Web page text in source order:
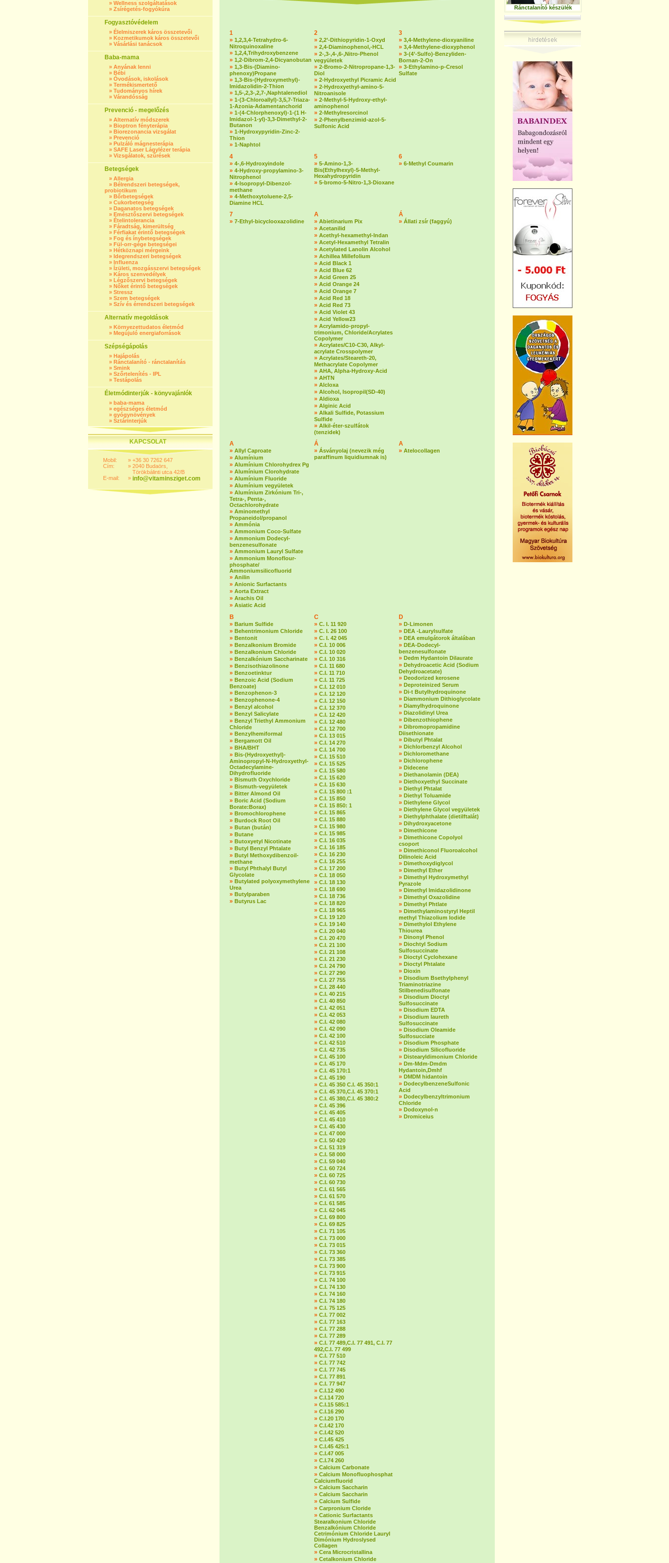
» Wellness szolgáltatások
» Zsírégetés-fogyókúra
Fogyasztóvédelem
» Élelmiszerek káros összetevői
» Kozmetikumok káros összetevői
» Vásárlási tanácsok
Baba-mama
» Anyának lenni
» Bébi
» Óvodások, iskolások
» Termékismertető
» Tudományos hírek
» Várandósság
Prevenció - megelőzés
» Alternatív módszerek
» Bioptron fényterápia
» Biorezonancia vizsgálat
» Prevenció
» Pulzáló mágnesterápia
» SAFE Laser Lágylézer terápia
» Vizsgálatok, szűrések
Betegségek
» Allergia
» Bélrendszeri betegségek,
probiotikum
» Bőrbetegségek
» Cukorbetegség
» Daganatos betegségek
» Emésztőszervi betegségek
» Ételintolerancia
» Fáradtság, kimerültség
» Férfiakat érintő betegségek
» Fog és ínybetegségek
» Fül-orr-gége betegségei
» Hétköznapi mérgeink
» Idegrendszeri betegségek
» Influenza
» Ízületi, mozgásszervi betegségek
» Káros szenvedélyek
» Légzőszervi betegségek
» Nőket érintő betegségek
» Stressz
» Szem betegségek
» Szív és érrendszeri betegségek
Alternatív megoldások
» Környezettudatos életmód
» Megújuló energiaforrások
Szépségápolás
» Hajápolás
» Ránctalanító - ránctalanítás
» Smink
» Szőrtelenítés - IPL
» Testápolás
Életmódinterjúk - könyvajánlók
» baba-mama
» egészséges életmód
» gyógynövények
» Sztárinterjúk
KAPCSOLAT
Mobil:
Cím:
E-mail:
»
»
»
+36 30 7262 647
2040 Budaörs,
Törökbálinti utca 42/B
info@vitaminsziget.com
1
» 1,2,3,4-Tetrahydro-6-
Nitroquinoxaline
» 1,2,4,Trihydroxybenzene
» 1,2-Dibrom-2,4-Dicyanobutan
» 1,3-Bis-(Diamino-
phenoxy)Propane
» 1,3-Bis-(Hydroxymethyl)-
Imidazolidin-2-Thion
» 1,5-,2,3-,2,7-,Naphtalenediol
» 1-(3-Chloroallyl)-3,5,7-Triaza-
1-Azonia-Adamentanchorid
» 1-(4-Chlorphenoxyl)-1-(1 H-
Imidazol-1-yl)-3,3-Dimethyl-2-
Butanon
» 1-Hydroxypyridin-Zinc-2-
Thion
» 1-Naphtol
2
» 2,2’-Dithiopyridin-1-Oxyd
» 2,4-Diaminophenol,-HCL
» 2-,3-,4-,6-,Nitro-Phenol
vegyületek
» 2-Bromo-2-Nitropropane-1,3-
Diol
» 2-Hydroxyethyl Picramic Acid
» 2-Hydroxyethyl-amino-5-
Nitroanisole
» 2-Methyl-5-Hydroxy-ethyl-
aminophenol
» 2-Methylresorcinol
» 2-Phenylbenzimid-azol-5-
Sulfonic Acid
3
» 3,4-Methylene-dioxyaniline
» 3,4-Methylene-dioxyphenol
» 3-(4’-Sulfo)-Benzyliden-
Bornan-2-On
» 3-Ethylamino-p-Cresol
Sulfate
4
» 4-,6-Hydroxyindole
» 4-Hydroxy-propylamino-3-
Nitrophenol
» 4-Isopropyl-Dibenzol-
methane
» 4-Methoxytoluene-2,5-
Diamine HCL
5
» 5-Amino-1,3-
Bis(Ethylhexyl)-5-Methyl-
Hexahydropyridin
» 5-bromo-5-Nitro-1,3-Dioxane
6
» 6-Methyl Coumarin
7
» 7-Ethyl-bicyclooxazolidine
A
» Abietinarium Pix
» Acetanilid
» Acethyl-hexamethyl-Indan
» Acetyl-Hexamethyl Tetralin
» Acetylated Lanolin Alcohol
» Achillea Millefolium
» Acid Black 1
» Acid Blue 62
» Acid Green 25
» Acid Orange 24
» Acid Orange 7
» Acid Red 18
» Acid Red 73
» Acid Violet 43
» Acid Yellow23
» Acrylamido-propyl-
trimonium, Chloride/Acrylates
Copolymer
» Acrylates/C10-C30, Alkyl-
acrylate Crosspolymer
» Acrylates/Steareth-20,
Methacrylate Copolymer
» AHA, Alpha-Hydroxy-Acid
» AHTN
» Alcloxa
» Alcohol, Isopropil(SD-40)
» Aldioxa
» Alginic Acid
» Alkali Sulfide, Potassium
Sulfide
» Alkil-éter-szulfátok
(tenzidek)
Á
» Állati zsír (faggyú)
A
» Allyl Caproate
» Alumínium
» Alumínium Chlorohydrex Pg
» Alumínium Clorohydrate
» Alumínium Fluoride
» Alumínium vegyületek
» Alumínium Zirkónium Tri-,
Tetra-, Penta-,
Octachlorohydrate
» Aminomethyl
Propaneidol/propanol
» Ammónia
» Ammonium Coco-Sulfate
» Ammonium Dodecyl-
benzenesulfonate
» Ammonium Lauryl Sulfate
» Ammonium Monoflour-
phosphate/
Ammoniumsilicofluorid
» Anilin
» Anionic Surfactants
» Aorta Extract
» Arachis Oil
» Asiatic Acid
Á
» Ásványolaj (nevezik még
paraffinum liquidiumnak is)
A
» Atelocollagen
B
» Barium Sulfide
» Behentrimonium Chloride
» Bentonit
» Benzalkonium Bromide
» Benzalkonium Chloride
» Benzalkónium Saccharinate
» Benzisothiazolinone
» Benzoetinktur
» Benzoic Acid (Sodium
Benzoate)
» Benzophenon-3
» Benzophenone-4
» Benzyl alcohol
» Benzyl Salicylate
» Benzyl Triethyl Ammonium
Chloride
» Benzylhemiformal
» Bergamott Oil
» BHA/BHT
» Bis-(Hydroxyethyl)-
Aminopropyl-N-Hydroxyethyl-
Octadecylamine-
Dihydrofluoride
» Bismuth Oxychloride
» Bismuth-vegyületek
» Bitter Almond Oil
» Boric Acid (Sodium
Borate:Borax)
» Bromochlorophene
» Burdock Root Oil
» Butan (bután)
» Butane
» Butoxyetyl Nicotinate
» Butyl Benzyl Phtalate
» Butyl Methoxydibenzoil-
methane
» Butyl Phthalyl Butyl
Glycolate
» Butylated polyoxymethylene
Urea
» Butylparaben
» Butyrus Lac
C
» C. I. 11 920
» C. I. 26 100
» C. I. 42 045
» C.I. 10 006
» C.I. 10 020
» C.I. 10 316
» C.I. 11 680
» C.I. 11 710
» C.I. 11 725
» C.I. 12 010
» C.I. 12 120
» C.I. 12 150
» C.I. 12 370
» C.I. 12 420
» C.I. 12 480
» C.I. 12 700
» C.I. 13 015
» C.I. 14 270
» C.I. 14 700
» C.I. 15 510
» C.I. 15 525
» C.I. 15 580
» C.I. 15 620
» C.I. 15 630
» C.I. 15 800 :1
» C.I. 15 850
» C.I. 15 850: 1
» C.I. 15 865
» C.I. 15 880
» C.I. 15 980
» C.I. 15 985
» C.I. 16 035
» C.I. 16 185
» C.I. 16 230
» C.I. 16 255
» C.I. 17 200
» C.I. 18 050
» C.I. 18 130
» C.I. 18 690
» C.I. 18 736
» C.I. 18 820
» C.I. 18 965
» C.I. 19 120
» C.I. 19 140
» C.I. 20 040
» C.I. 20 470
» C.I. 21 100
» C.I. 21 108
» C.I. 21 230
» C.I. 24 790
» C.I. 27 290
» C.I. 27 755
» C.I. 28 440
» C.I. 40 215
» C.I. 40 850
» C.I. 42 051
» C.I. 42 053
» C.I. 42 080
» C.I. 42 090
» C.I. 42 100
» C.I. 42 510
» C.I. 42 735
» C.I. 45 100
» C.I. 45 170
» C.I. 45 170:1
» C.I. 45 190
» C.I. 45 350 C.I. 45 350:1
» C.I. 45 370,C.I. 45 370:1
» C.I. 45 380,C.I. 45 380:2
» C.I. 45 396
» C.I. 45 405
» C.I. 45 410
» C.I. 45 430
» C.I. 47 000
» C.I. 50 420
» C.I. 51 319
» C.I. 58 000
» C.I. 59 040
» C.I. 60 724
» C.I. 60 725
» C.I. 60 730
» C.I. 61 565
» C.I. 61 570
» C.I. 61 585
» C.I. 62 045
» C.I. 69 800
» C.I. 69 825
» C.I. 71 105
» C.I. 73 000
» C.I. 73 015
» C.I. 73 360
» C.I. 73 385
» C.I. 73 900
» C.I. 73 915
» C.I. 74 100
» C.I. 74 130
» C.I. 74 160
» C.I. 74 180
» C.I. 75 125
» C.I. 77 002
» C.I. 77 163
» C.I. 77 288
» C.I. 77 289
» C.I. 77 489,C.I. 77 491, C.I. 77
492,C.I. 77 499
» C.I. 77 510
» C.I. 77 742
» C.I. 77 745
» C.I. 77 891
» C.I. 77 947
» C.I.12 490
» C.I.14 720
» C.I.15 585:1
» C.I.16 290
» C.I.20 170
» C.I.42 170
» C.I.42 520
» C.I.45 425
» C.I.45 425:1
» C.I.47 005
» C.I.74 260
» Calcium Carbonate
» Calcium Monofluophosphat
Calciumfluorid
» Calcium Saccharin
» Calcium Saccharin
» Calcium Sulfide
» Carpronium Cloride
» Cationic Surfactants
Stearalkonium Chloride
Benzalkónium Chloride
Cetrimónium Chloride Lauryl
Dimónium Hydroslysed
Collagen
» Cera Microcristallina
» Cetalkonium Chloride
D
» D-Limonen
» DEA -Laurylsulfate
» DEA emulgátorok általában
» DEA-Dodecyl-
benzenesulfonate
» Dedm Hydantoin Dilaurate
» Dehydroacetic Acid (Sodium
Dehydroacetate)
» Deodorized kerosene
» Deproteinized Serum
» Di-t Butylhydroquinone
» Diammonium Dithioglycolate
» Diamylhydroquinone
» Diazolidinyl Urea
» Dibenzothiophene
» Dibromopropamidine
Diisethionate
» Dibutyl Phtalat
» Dichlorbenzyl Alcohol
» Dichloromethane
» Dichlorophene
» Didecene
» Diethanolamin (DEA)
» Diethoxyethyl Succinate
» Diethyl Phtalat
» Diethyl Toluamide
» Diethylene Glycol
» Diethylene Glycol vegyületek
» Diethylphthalate (dietilftalát)
» Dihydroxyacetone
» Dimethicone
» Dimethicone Copolyol
csoport
» Dimethiconol Fluoroalcohol
Dilinoleic Acid
» Dimethoxydiglycol
» Dimethyl Ether
» Dimethyl Hydroxymethyl
Pyrazole
» Dimethyl Imidazolidinone
» Dimethyl Oxazolidine
» Dimethyl Phtlate
» Dimethylaminostyryl Heptil
methyl Thiazolium Iodide
» Dimethylol Ethylene
Thiourea
» Dinonyl Phenol
» Diochtyl Sodium
Sulfosuccinate
» Dioctyl Cyclohexane
» Dioctyl Phtalate
» Dioxin
» Disodium Bsethylphenyl
Triaminotriazine
Stilbenedisulfonate
» Disodium Dioctyl
Sulfosuccinate
» Disodium EDTA
» Disodium laureth
Sulfosuccinate
» Disodium Oleamide
Sulfosucciate
» Disodium Phosphate
» Disodium Silicofluoride
» Distearyldimonium Chloride
» Dm-Mdm-Dmdm
Hydantoin,Dmhf
» DMDM hidantoin
» DodecylbenzeneSulfonic
Acid
» Dodecylbenzyltrimonium
Chloride
» Dodoxynol-n
» Dromiceius
Ránctalanító készülék